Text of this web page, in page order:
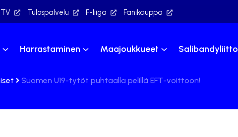
Tulospalvelu F-liiga Fanikauppa
Harrastaminen Maajoukkueet Salibandyliitto
Suomen U19-tytöt puhtaalla pelillä EFT-voittoon!